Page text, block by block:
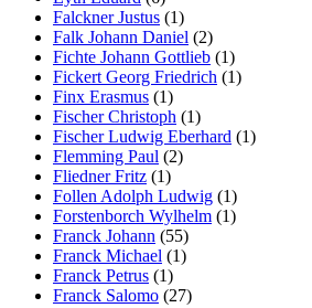
Falckner Justus (1)
Falk Johann Daniel (2)
Fichte Johann Gottlieb (1)
Fickert Georg Friedrich (1)
Finx Erasmus (1)
Fischer Christoph (1)
Fischer Ludwig Eberhard (1)
Flemming Paul (2)
Fliedner Fritz (1)
Follen Adolph Ludwig (1)
Forstenborch Wylhelm (1)
Franck Johann (55)
Franck Michael (1)
Franck Petrus (1)
Franck Salomo (27)